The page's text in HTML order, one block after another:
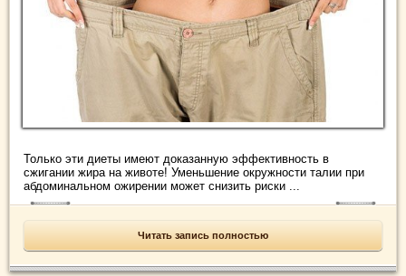
Только эти диеты имеют доказанную эффективность в
сжигании жира на животе! Уменьшение окружности талии при
абдоминальном ожирении может снизить риски ...
Читать запись полностью